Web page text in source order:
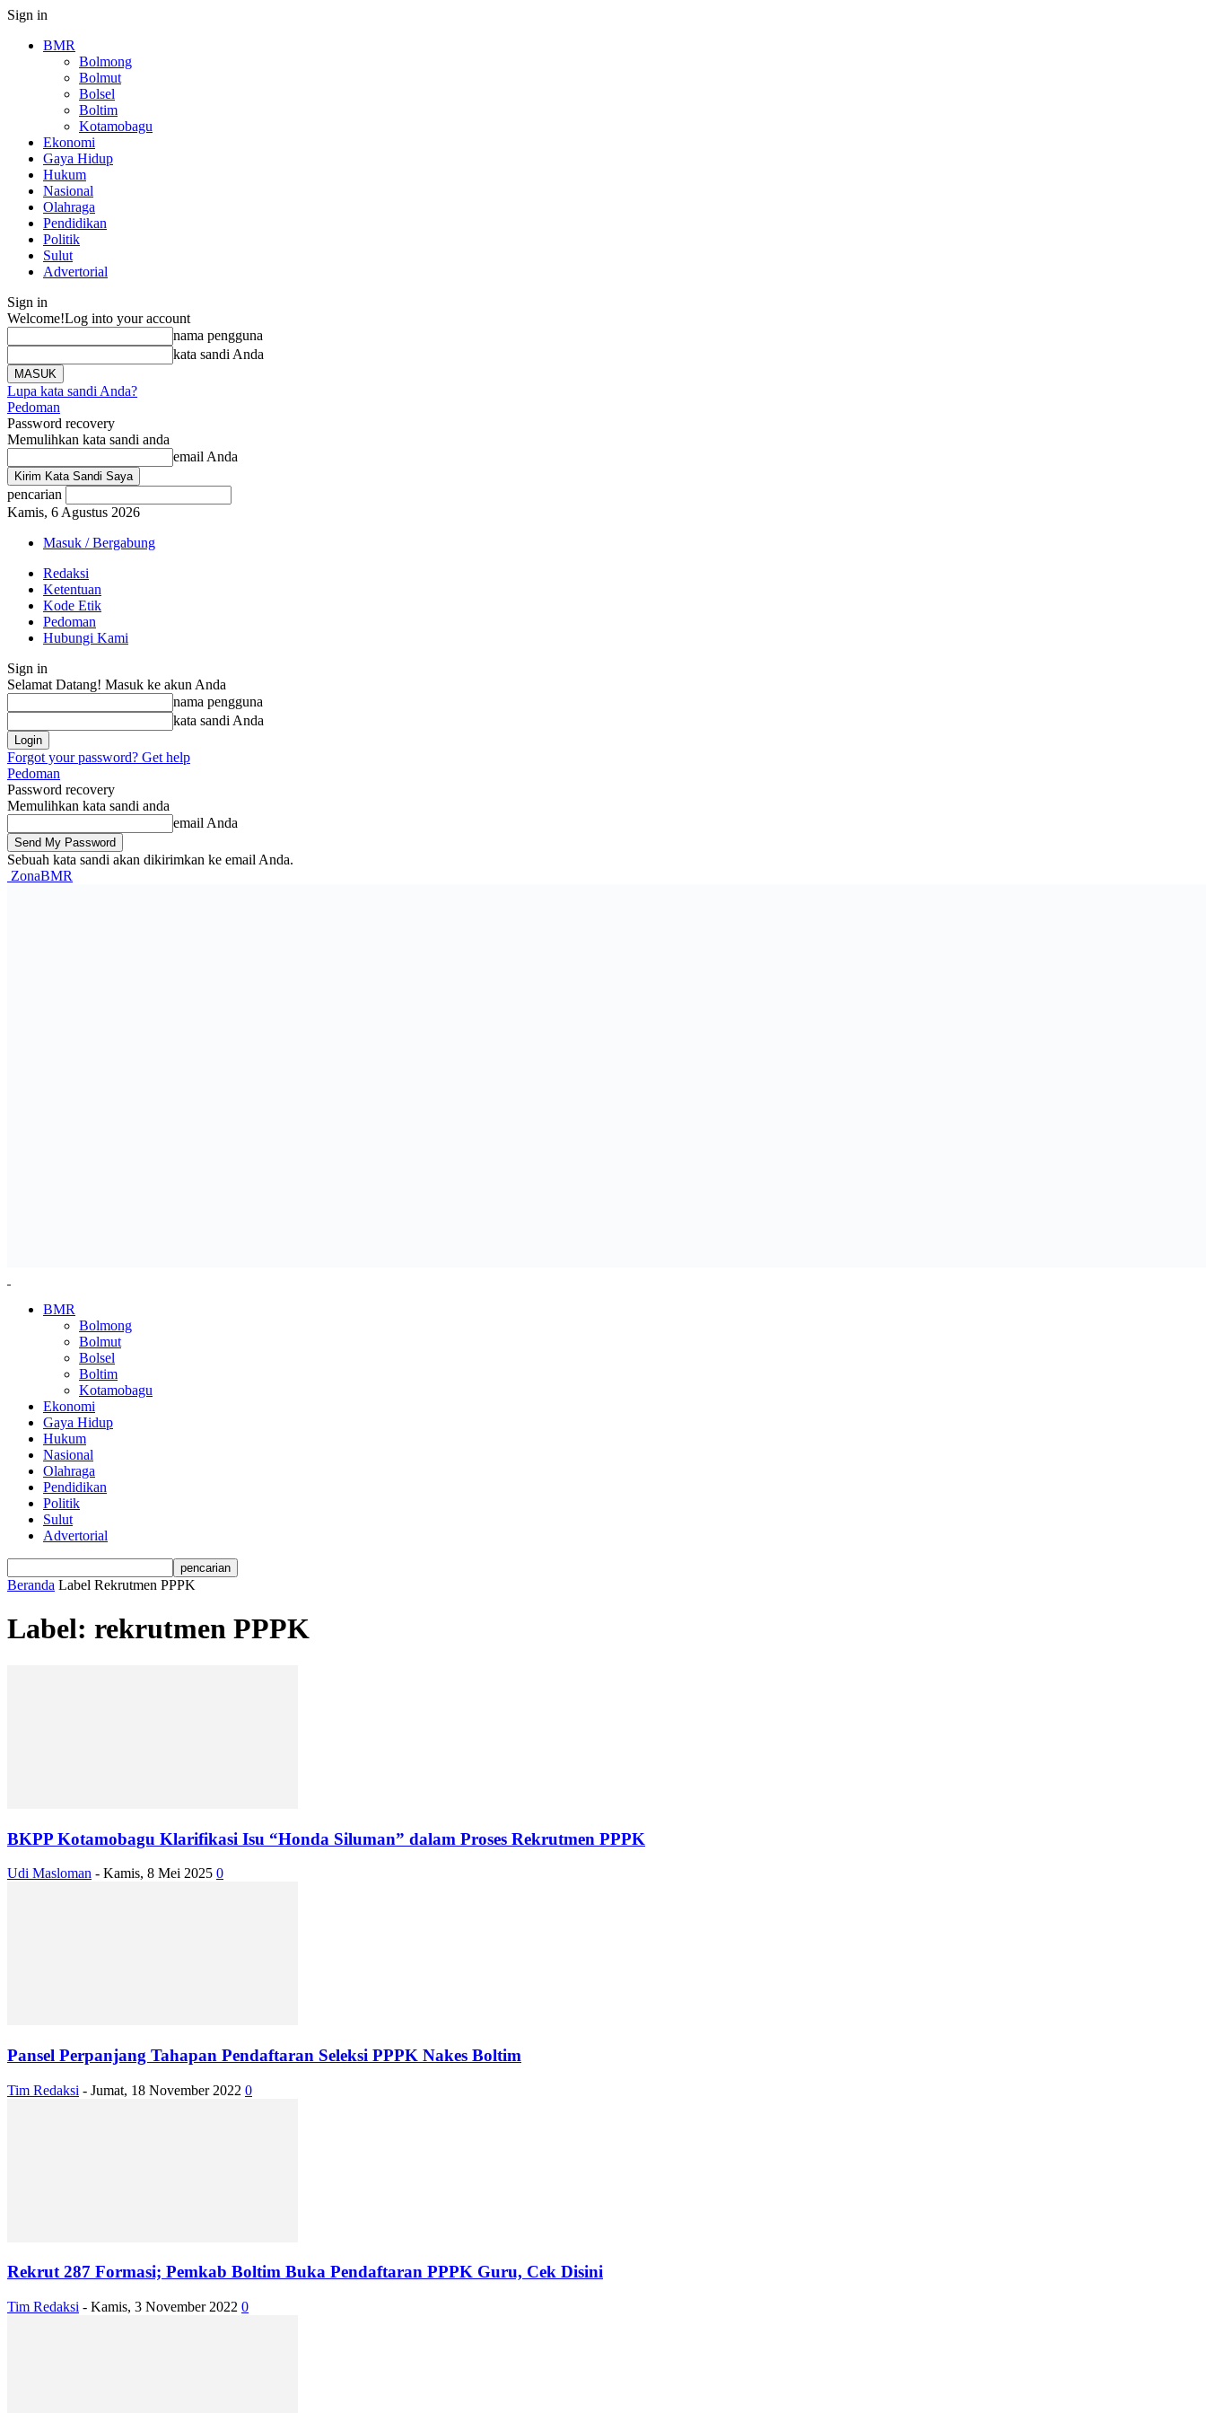
Sign in
BMR
Bolmong
Bolmut
Bolsel
Boltim
Kotamobagu
Ekonomi
Gaya Hidup
Hukum
Nasional
Olahraga
Pendidikan
Politik
Sulut
Advertorial
Sign in
Welcome!Log into your account
nama pengguna
kata sandi Anda
Lupa kata sandi Anda?
Pedoman
Password recovery
Memulihkan kata sandi anda
email Anda
pencarian
Kamis, 6 Agustus 2026
Masuk / Bergabung
Redaksi
Ketentuan
Kode Etik
Pedoman
Hubungi Kami
Sign in
Selamat Datang! Masuk ke akun Anda
nama pengguna
kata sandi Anda
Forgot your password? Get help
Pedoman
Password recovery
Memulihkan kata sandi anda
email Anda
Sebuah kata sandi akan dikirimkan ke email Anda.
ZonaBMR
BMR
Bolmong
Bolmut
Bolsel
Boltim
Kotamobagu
Ekonomi
Gaya Hidup
Hukum
Nasional
Olahraga
Pendidikan
Politik
Sulut
Advertorial
Beranda Label Rekrutmen PPPK
Label: rekrutmen PPPK
BKPP Kotamobagu Klarifikasi Isu “Honda Siluman” dalam Proses Rekrutmen PPPK
Udi Masloman - Kamis, 8 Mei 2025 0
Pansel Perpanjang Tahapan Pendaftaran Seleksi PPPK Nakes Boltim
Tim Redaksi - Jumat, 18 November 2022 0
Rekrut 287 Formasi; Pemkab Boltim Buka Pendaftaran PPPK Guru, Cek Disini
Tim Redaksi - Kamis, 3 November 2022 0